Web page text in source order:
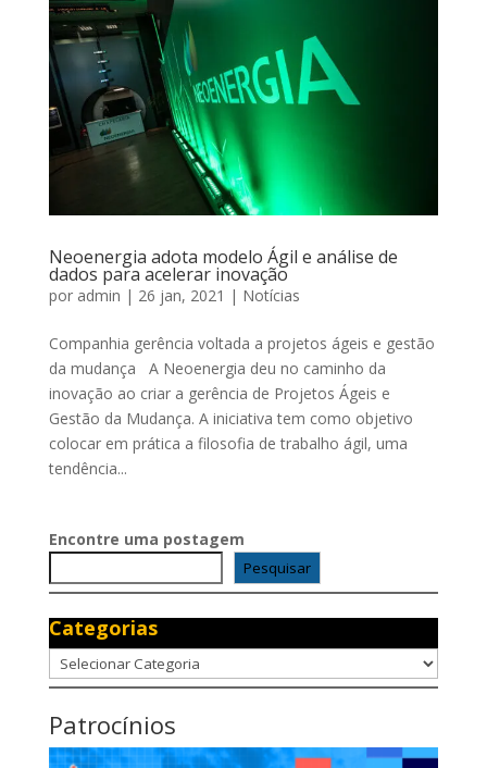
Neoenergia adota modelo Ágil e análise de
dados para acelerar inovação
por admin | 26 jan, 2021 | Notícias
Companhia gerência voltada a projetos ágeis e gestão
da mudança A Neoenergia deu no caminho da
inovação ao criar a gerência de Projetos Ágeis e
Gestão da Mudança. A iniciativa tem como objetivo
colocar em prática a filosofia de trabalho ágil, uma
tendência...
Encontre uma postagem
Pesquisar
Categorias
Categorias
Patrocínios